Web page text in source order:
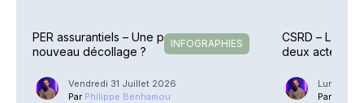
INFOGRAPHIES
PER assurantiels – Une pause avant un
nouveau décollage ?
Vendredi 31 Juillet 2026
Par Philippe Benhamou
CSRD – La
deux actes
Lundi 6
Par